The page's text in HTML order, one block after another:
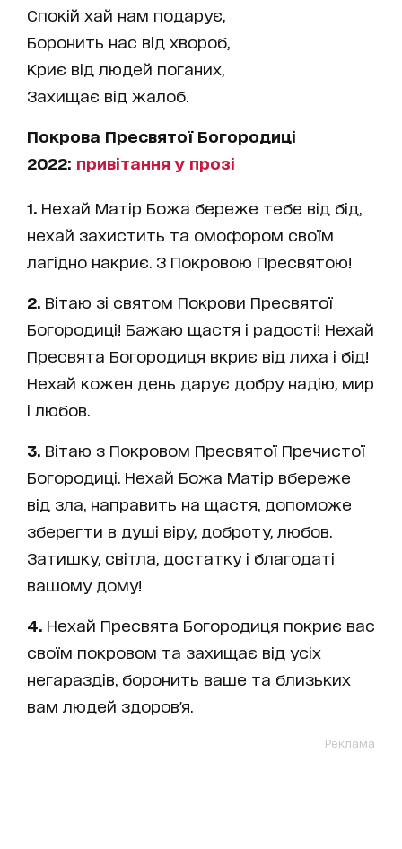
Спокій хай нам подарує,
Боронить нас від хвороб,
Криє від людей поганих,
Захищає від жалоб.
Покрова Пресвятої Богородиці
2022: привітання у прозі
1. Нехай Матір Божа береже тебе від бід,
нехай захистить та омофором своїм
лагідно накриє. З Покровою Пресвятою!
2. Вітаю зі святом Покрови Пресвятої
Богородиці! Бажаю щастя і радості! Нехай
Пресвята Богородиця вкриє від лиха і бід!
Нехай кожен день дарує добру надію, мир
і любов.
3. Вітаю з Покровом Пресвятої Пречистої
Богородиці. Нехай Божа Матір вбереже
від зла, направить на щастя, допоможе
зберегти в душі віру, доброту, любов.
Затишку, світла, достатку і благодаті
вашому дому!
4. Нехай Пресвята Богородиця покриє вас
своїм покровом та захищає від усіх
негараздів, боронить ваше та близьких
вам людей здоров'я.
Реклама